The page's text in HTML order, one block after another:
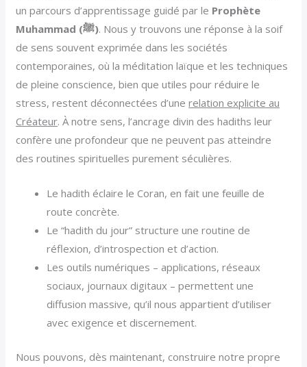
un parcours d’apprentissage guidé par le Prophète
Muhammad (ﷺ). Nous y trouvons une réponse à la soif
de sens souvent exprimée dans les sociétés
contemporaines, où la méditation laïque et les techniques
de pleine conscience, bien que utiles pour réduire le
stress, restent déconnectées d’unerelation explicite au
Créateur. À notre sens, l’ancrage divin des hadiths leur
confère une profondeur que ne peuvent pas atteindre
des routines spirituelles purement séculières.
Le hadith éclaire le Coran, en fait une feuille de
route concrète.
Le “hadith du jour” structure une routine de
réflexion, d’introspection et d’action.
Les outils numériques – applications, réseaux
sociaux, journaux digitaux – permettent une
diffusion massive, qu’il nous appartient d’utiliser
avec exigence et discernement.
Nous pouvons, dès maintenant, construire notre propre